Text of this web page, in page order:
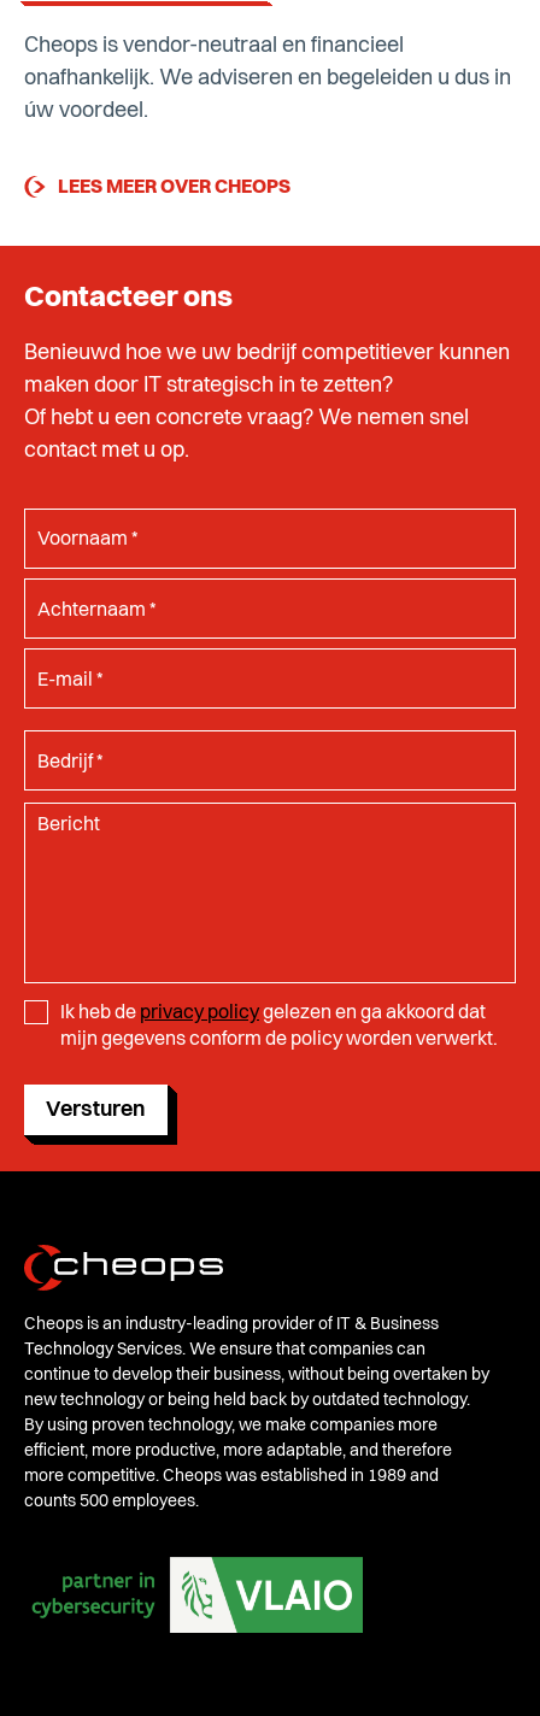
Cheops is vendor-neutraal en financieel
onafhankelijk. We adviseren en begeleiden u dus in
úw voordeel.
LEES MEER OVER CHEOPS
Contacteer ons
Benieuwd hoe we uw bedrijf competitiever kunnen
maken door IT strategisch in te zetten?
Of hebt u een concrete vraag? We nemen snel
contact met u op.
Ik heb de privacy policygelezen en ga akkoord dat
mijn gegevens conform de policy worden verwerkt.
Versturen
Cheops is an industry-leading provider of IT & Business
Technology Services. We ensure that companies can
continue to develop their business, without being overtaken by
new technology or being held back by outdated technology.
By using proven technology, we make companies more
efficient, more productive, more adaptable, and therefore
more competitive. Cheops was established in 1989 and
counts 500 employees.